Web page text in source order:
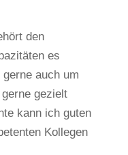
den
es
auch um
gezielt
kann ich guten
Kollegen